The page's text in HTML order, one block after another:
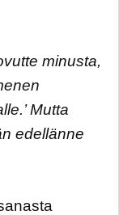
minusta,
Mutta
edellänne